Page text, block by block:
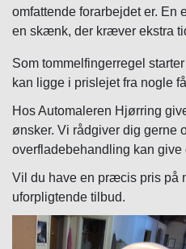
omfattende forarbejdet er. En
en skænk, der kræver ekstra
Som tommelfingerregel
kan ligge i prislejet fra nogle
Hos Automaleren Hjørring
ønsker. Vi rådgiver dig gerne
overfladebehandling kan
Vil du have en præcis pris på
uforpligtende tilbud.